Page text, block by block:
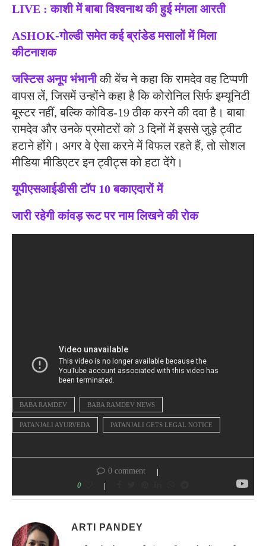
LIVE : काशी में बाबा विश्वनाथ की हुई मंगला आरती
ASHOK-गोल्डी समेत कई ब्रांडेड मसालों में मिला
कीटनाशक
जस्टिस अनूप भंभानीकी बेंच ने कहा कि रामदेव वह टिप्पणी
वापस लें, जिसमें उन्होंने कहा है कि कोरोनिल सिर्फ इम्यूनिटी
बूस्टर नहीं, बल्कि कोविड-19 ठीक करने की दवा है। बाबा
रामदेव और उनके प्रमोटरों को 3 दिनों में इससे जुड़े ट्वीट
हटाने होंगे। अगर वे ऐसा करने में विफल रहते हैं, तो सोशल
मीडिया मीडिएटर इन ट्वीट्स को हटा देंगे।
यूपीएसआईडीसी टॉप 10 बकाएदारों में
जारी रहेगी कांवड़ रूट पर नाम लिखने की रोक
BABA RAMDEV BABA RAMDEV NEWS
PATANJALI AYURVEDA PATANJALI GETS LEGAL NOTICE
0 comment
0
ARTI PANDEY